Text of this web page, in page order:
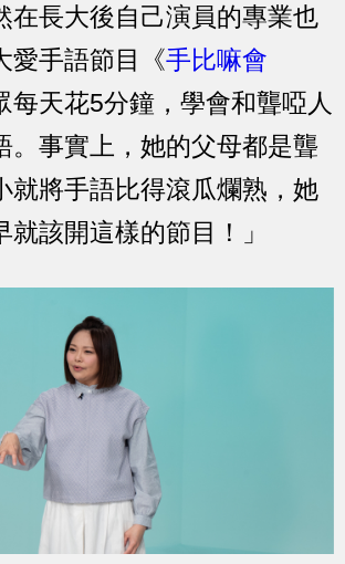
在長大後自己演員的專業也
愛手語節目《手比嘛會
每天花5分鐘，學會和聾啞人
。事實上，她的父母都是聾
就將手語比得滾瓜爛熟，她
該開這樣的節目！」